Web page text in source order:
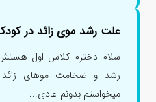
علت رشد موی زائد در
سلام دخترم کلاس اول
رشد و ضخامت موهای زائد
میخواستم بدونم عادی...